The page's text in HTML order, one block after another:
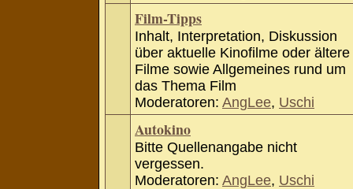
Film-Tipps
Inhalt, Interpretation, Diskussion
über aktuelle Kinofilme oder ältere
Filme sowie Allgemeines rund um
das Thema Film
Moderatoren: AngLee, Uschi
Autokino
Bitte Quellenangabe nicht
vergessen.
Moderatoren: AngLee, Uschi